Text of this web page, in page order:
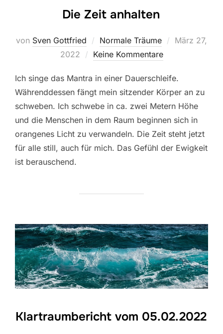
Die Zeit anhalten
von Sven Gottfried Normale Träume
März 27,
2022
Keine Kommentare
Ich singe das Mantra in einer Dauerschleife.
Währenddessen fängt mein sitzender Körper an zu
schweben. Ich schwebe in ca. zwei Metern Höhe
und die Menschen in dem Raum beginnen sich in
orangenes Licht zu verwandeln. Die Zeit steht jetzt
für alle still, auch für mich. Das Gefühl der Ewigkeit
ist berauschend.
Klartraumbericht vom 05.02.2022